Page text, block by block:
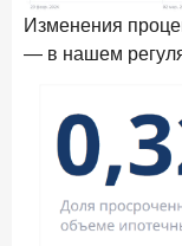
Рассылка
Итоги недели,
Изменения
— в нашем